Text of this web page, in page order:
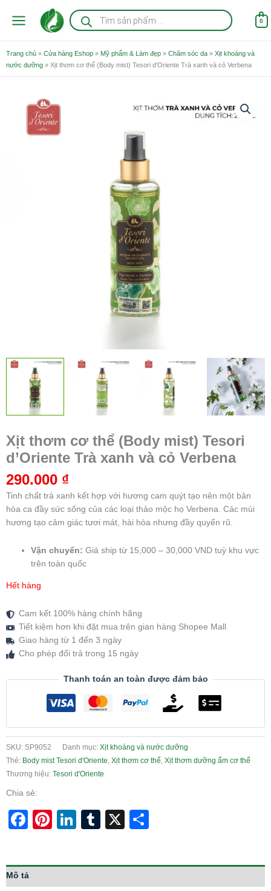
Tìm
kiếm
sản
0
Trang chủ » Cửa hàng Eshop » Mỹ phẩm & Làm đẹp » Chăm sóc da » Xịt khoáng và
nước dưỡng » Xịt thơm cơ thể (Body mist) Tesori d’Oriente Trà xanh và cỏ Verbena
Xịt thơm cơ thể (Body mist) Tesori
d’Oriente Trà xanh và cỏ Verbena
290.000 ₫
Tinh chất trà xanh kết hợp với hương cam quýt tạo nên một bản
hòa ca đầy sức sống của các loại thảo mộc họ Verbena. Các mùi
hương tạo cảm giác tươi mát, hài hòa nhưng đầy quyến rũ.
Vận chuyển: Giá ship từ 15,000 – 30,000 VND tuỳ khu vực
trên toàn quốc
Hết hàng
Cam kết 100% hàng chính hãng
Tiết kiệm hơn khi đặt mua trên gian hàng Shopee Mall
Giao hàng từ 1 đến 3 ngày
Cho phép đổi trả trong 15 ngày
Thanh toán an toàn được đảm bảo
SKU: SP9052 Danh mục: Xịt khoáng và nước dưỡng
Thẻ: Body mist Tesori d'Oriente, Xịt thơm cơ thể, Xịt thơm dưỡng ẩm cơ thể
Thương hiệu: Tesori d'Oriente
Chia sẻ:
Facebook
Pinterest
LinkedIn
Tumblr
X
Mô tả